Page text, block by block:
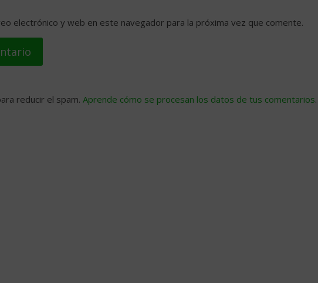
electrónico y web en este navegador para la próxima vez que comente.
reducir el spam. Aprende cómo se procesan los datos de tus comentarios.